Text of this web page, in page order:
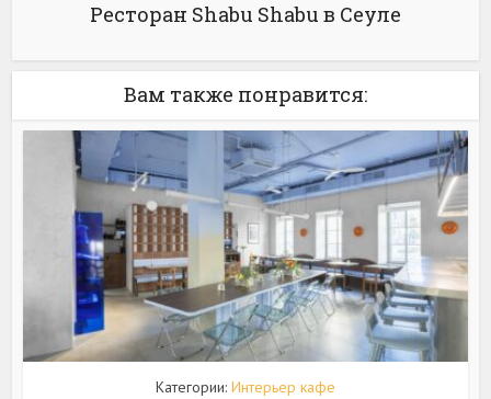
Ресторан Shabu Shabu в Сеуле
Вам также понравится:
Категории: Интерьер кафе